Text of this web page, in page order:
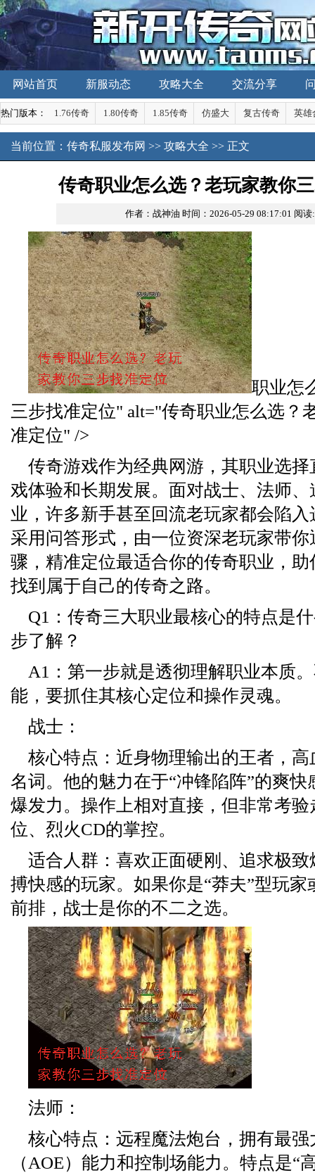
网站首页 新服动态 攻略大全 交流分享
热门版本： 1.76传奇 1.80传奇 1.85传奇 仿盛大 复古传奇 英雄
当前位置： 传奇私服发布网 >> 攻略大全 >> 正文
传奇职业怎么选？老玩家教你
作者：战神油 时间：2026-05-29 08:17:01 阅
职业怎
三步找准定位" alt="传奇职业怎么选？
准定位" />
传奇游戏作为经典网游，其职业选
戏体验和长期发展。面对战士、法师
业，许多新手甚至回流老玩家都会陷
采用问答形式，由一位资深老玩家带
骤，精准定位最适合你的传奇职业，
找到属于自己的传奇之路。
Q1：传奇三大职业最核心的特点是
步了解？
A1：第一步就是透彻理解职业本质
能，要抓住其核心定位和操作灵魂。
战士：
核心特点：近身物理输出的王者，
名词。他的魅力在于“冲锋陷阵”的爽快
爆发力。操作上相对直接，但非常考
位、烈火CD的掌控。
适合人群：喜欢正面硬刚、追求极
搏快感的玩家。如果你是“莽夫”型玩
前排，战士是你的不二之选。
法师：
核心特点：远程魔法炮台，拥有最
（AOE）能力和控制场能力。特点是“